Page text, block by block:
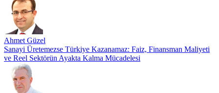
Ahmet Güzel
Sanayi Üretemezse Türkiye Kazanamaz: Faiz, Finansman Maliyeti
ve Reel Sektörün Ayakta Kalma Mücadelesi